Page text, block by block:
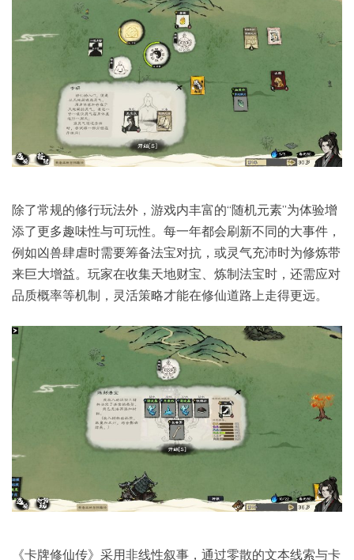
除了常规的修行玩法外，游戏内丰富的“随机元素”为体验增
添了更多趣味性与可玩性。每一年都会刷新不同的大事件，
例如凶兽肆虐时需要筹备法宝对抗，或灵气充沛时为修炼带
来巨大增益。玩家在收集天地财宝、炼制法宝时，还需应对
品质概率等机制，灵活策略才能在修仙道路上走得更远。
《卡牌修仙传》采用非线性叙事，通过零散的文本线索与卡